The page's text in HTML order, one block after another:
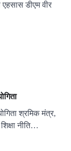
डीएम वीर
श्रमिक मंत्र,
नीति…